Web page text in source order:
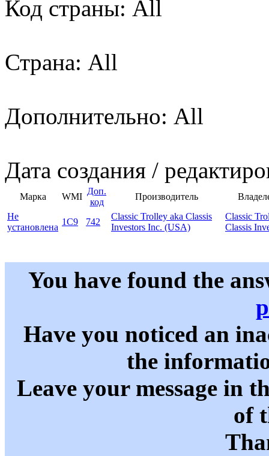
Код страны: All
Страна: All
Дополнительно: All
Дата создания /
Марка WMI
Доп.
код
Производитель
Не
установлена
1C9 742
Classic Trolley aka Classis
Investors Inc. (USA)
Classic
Classis
You have found the
Have you noticed an
the
Leave your message in
of